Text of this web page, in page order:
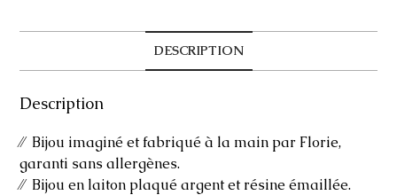
DESCRIPTION
Description
⁄⁄ Bijou imaginé et fabriqué à la main par Florie,
garanti sans allergènes.
⁄⁄ Bijou en laiton plaqué argent et résine émaillée.